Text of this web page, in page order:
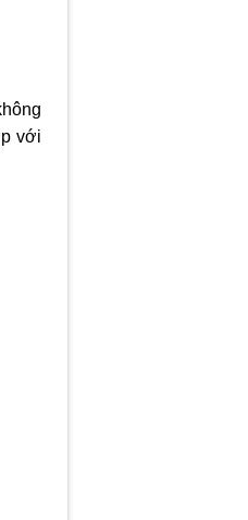
với